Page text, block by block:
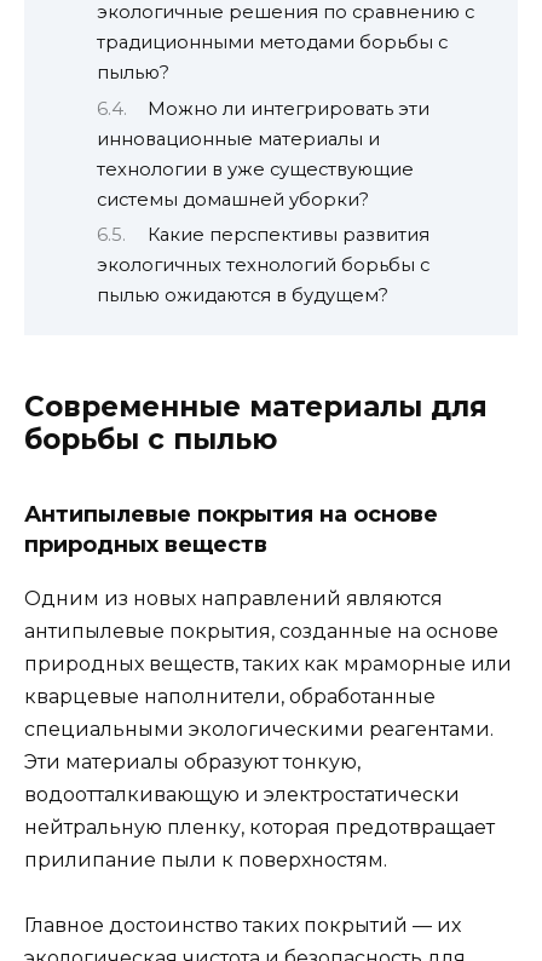
экологичные решения по сравнению с
традиционными методами борьбы с
пылью?
Можно ли интегрировать эти
инновационные материалы и
технологии в уже существующие
системы домашней уборки?
Какие перспективы развития
экологичных технологий борьбы с
пылью ожидаются в будущем?
Современные материалы для
борьбы с пылью
Антипылевые покрытия на основе
природных веществ
Одним из новых направлений являются
антипылевые покрытия, созданные на основе
природных веществ, таких как мраморные или
кварцевые наполнители, обработанные
специальными экологическими реагентами.
Эти материалы образуют тонкую,
водоотталкивающую и электростатически
нейтральную пленку, которая предотвращает
прилипание пыли к поверхностям.
Главное достоинство таких покрытий — их